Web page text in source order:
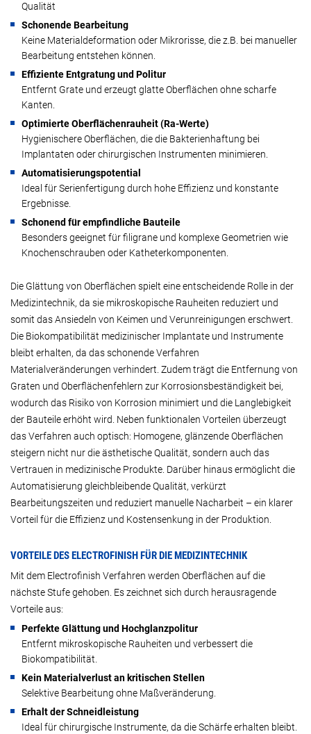
Qualität
Schonende Bearbeitung
Keine Materialdeformation oder Mikrorisse, die z.B. bei manueller
Bearbeitung entstehen können.
Effiziente Entgratung und Politur
Entfernt Grate und erzeugt glatte Oberflächen ohne scharfe
Kanten.
Optimierte Oberflächenrauheit (Ra-Werte)
Hygienischere Oberflächen, die die Bakterienhaftung bei
Implantaten oder chirurgischen Instrumenten minimieren.
Automatisierungspotential
Ideal für Serienfertigung durch hohe Effizienz und konstante
Ergebnisse.
Schonend für empfindliche Bauteile
Besonders geeignet für filigrane und komplexe Geometrien wie
Knochenschrauben oder Katheterkomponenten.
Die Glättung von Oberflächen spielt eine entscheidende Rolle in der
Medizintechnik, da sie mikroskopische Rauheiten reduziert und
somit das Ansiedeln von Keimen und Verunreinigungen erschwert.
Die Biokompatibilität medizinischer Implantate und Instrumente
bleibt erhalten, da das schonende Verfahren
Materialveränderungen verhindert. Zudem trägt die Entfernung von
Graten und Oberflächenfehlern zur Korrosionsbeständigkeit bei,
wodurch das Risiko von Korrosion minimiert und die Langlebigkeit
der Bauteile erhöht wird. Neben funktionalen Vorteilen überzeugt
das Verfahren auch optisch: Homogene, glänzende Oberflächen
steigern nicht nur die ästhetische Qualität, sondern auch das
Vertrauen in medizinische Produkte. Darüber hinaus ermöglicht die
Automatisierung gleichbleibende Qualität, verkürzt
Bearbeitungszeiten und reduziert manuelle Nacharbeit – ein klarer
Vorteil für die Effizienz und Kostensenkung in der Produktion.
VORTEILE DES ELECTROFINISH FÜR DIE MEDIZINTECHNIK
Mit dem Electrofinish Verfahren werden Oberflächen auf die
nächste Stufe gehoben. Es zeichnet sich durch herausragende
Vorteile aus:
Perfekte Glättung und Hochglanzpolitur
Entfernt mikroskopische Rauheiten und verbessert die
Biokompatibilität.
Kein Materialverlust an kritischen Stellen
Selektive Bearbeitung ohne Maßveränderung.
Erhalt der Schneidleistung
Ideal für chirurgische Instrumente, da die Schärfe erhalten bleibt.